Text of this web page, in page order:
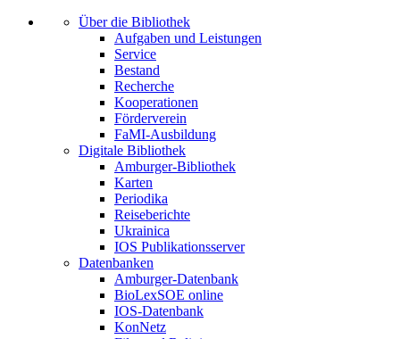
Über die Bibliothek
Aufgaben und Leistungen
Service
Bestand
Recherche
Kooperationen
Förderverein
FaMI-Ausbildung
Digitale Bibliothek
Amburger-Bibliothek
Karten
Periodika
Reiseberichte
Ukrainica
IOS Publikationsserver
Datenbanken
Amburger-Datenbank
BioLexSOE online
IOS-Datenbank
KonNetz